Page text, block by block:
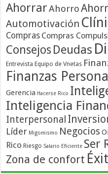
AhorrarAhorro
Automotivación
Compras Compras
Consejos Deudas
Entrevista Equipo de Vnetas
Finanzas
Gerencia Hacerse Rico
Inteligencia
Interpersonal
Líder Migomismo Negocios
Rico Riesgo Salario Eficiente Ser
Zona de confort